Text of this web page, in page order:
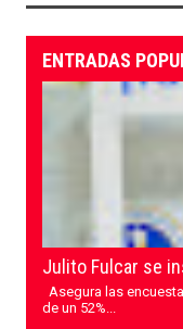
ENTRADAS
Julito Fulcar se
Asegura las
de un 52%...